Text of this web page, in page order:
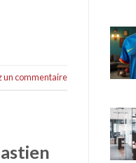
un commentaire